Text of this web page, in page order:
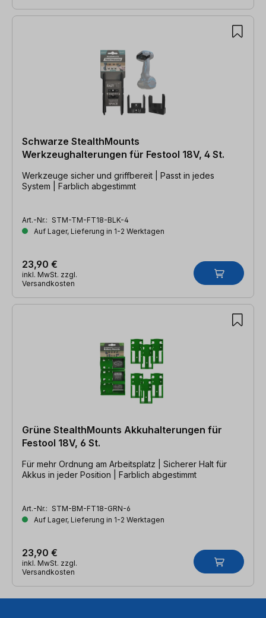
Schwarze StealthMounts
Werkzeughalterungen für Festool 18V, 4 St.
Werkzeuge sicher und griffbereit | Passt in jedes
System | Farblich abgestimmt
Art.-Nr.: STM-TM-FT18-BLK-4
Auf Lager, Lieferung in 1-2 Werktagen
23,90 €
inkl. MwSt. zzgl.
Versandkosten
Grüne StealthMounts Akkuhalterungen für
Festool 18V, 6 St.
Für mehr Ordnung am Arbeitsplatz | Sicherer Halt für
Akkus in jeder Position | Farblich abgestimmt
Art.-Nr.: STM-BM-FT18-GRN-6
Auf Lager, Lieferung in 1-2 Werktagen
23,90 €
inkl. MwSt. zzgl.
Versandkosten